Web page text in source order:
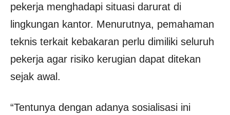
pekerja menghadapi situasi darurat di
lingkungan kantor. Menurutnya, pemahaman
teknis terkait kebakaran perlu dimiliki seluruh
pekerja agar risiko kerugian dapat ditekan
sejak awal.
“Tentunya dengan adanya sosialisasi ini